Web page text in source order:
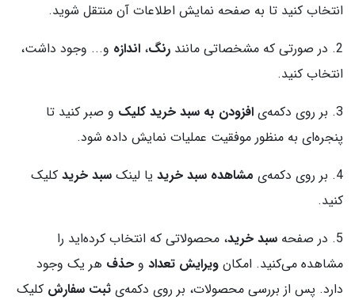
انتخاب کنید تا به صفحه نمایش اطلاعات آن منتقل شوید.
2. در صورتی که مشخصاتی مانند
رنگ، اندازه و... وجود داشت،
انتخاب کنید.
3. بر روی دکمه‌ی
افزودن به سبد خرید کلیک و صبر کنید تا
پنجره‌ای به منظور موفقیت عملیات نمایش داده شود.
4. بر روی دکمه‌ی
مشاهده سبد خرید یا لینک سبد خرید کلیک
کنید.
5. در صفحه
سبد خرید، محصولاتی که انتخاب کرده‌اید را
مشاهده می‌کنید. امکان ویرایش تعداد و حذف هر یک وجود
دارد. پس از بررسی محصولات، بر روی دکمه‌ی ثبت سفارش کلیک